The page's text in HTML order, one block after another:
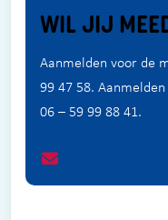
WIL JIJ
Aanmelden voor de
99 47 58.
06 – 59 99 88 41.